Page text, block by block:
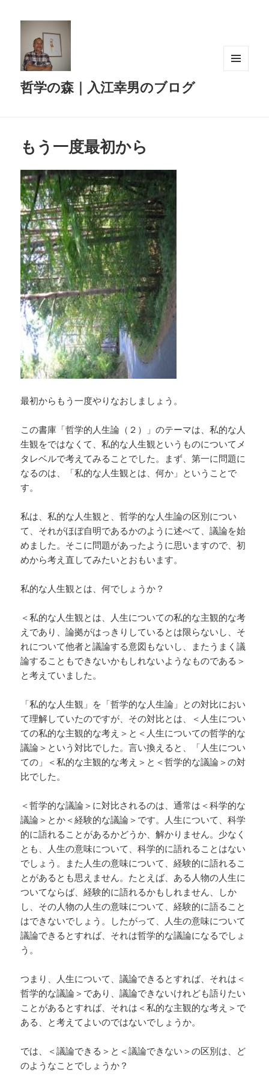
哲学の森｜入江幸男のブログ
もう一度最初から
最初からもう一度やりなおしましょう。
この書庫「哲学的人生論（２）」のテーマは、私的な人
生観をではなくて、私的な人生観というものについてメ
タレベルで考えてみることでした。まず、第一に問題に
なるのは、「私的な人生観とは、何か」ということで
す。
私は、私的な人生観と、哲学的な人生論の区別につい
て、それがほぼ自明であるかのように述べて、議論を始
めました。そこに問題があったように思いますので、初
めから考え直してみたいとおもいます。
私的な人生観とは、何でしょうか？
＜私的な人生観とは、人生についての私的な主観的な考
えであり、論拠がはっきりしているとは限らないし、そ
れについて他者と議論する意図もないし、またうまく議
論することもできないかもしれないようなものである＞
と考えていました。
「私的な人生観」を「哲学的な人生論」との対比におい
て理解していたのですが、その対比とは、＜人生につい
ての私的な主観的な考え＞と＜人生についての哲学的な
議論＞という対比でした。言い換えると、「人生につい
ての」＜私的な主観的な考え＞と＜哲学的な議論＞の対
比でした。
＜哲学的な議論＞に対比されるのは、通常は＜科学的な
議論＞とか＜経験的な議論＞です。人生について、科学
的に語れることがあるかどうか、解かりません。少なく
とも、人生の意味について、科学的に語れることはない
でしょう。また人生の意味について、経験的に語れるこ
とがあるとも思えません。たとえば、ある人物の人生に
ついてならば、経験的に語れるかもしれません、しか
し、その人物の人生の意味について、経験的に語ること
はできないでしょう。したがって、人生の意味について
議論できるとすれば、それは哲学的な議論になるでしょ
う。
つまり、人生について、議論できるとすれば、それは＜
哲学的な議論＞であり、議論できないけれども語りたい
ことがあるとすれば、それは＜私的な主観的な考え＞で
ある、と考えてよいのではないでしょうか。
では、＜議論できる＞と＜議論できない＞の区別は、ど
のようなことでしょうか？